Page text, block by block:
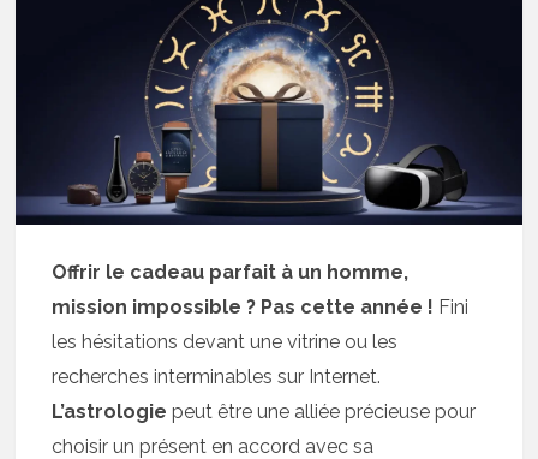
Offrir le cadeau parfait à un homme,
mission impossible ? Pas cette année ! Fini
les hésitations devant une vitrine ou les
recherches interminables sur Internet.
L’astrologie peut être une alliée précieuse pour
choisir un présent en accord avec sa